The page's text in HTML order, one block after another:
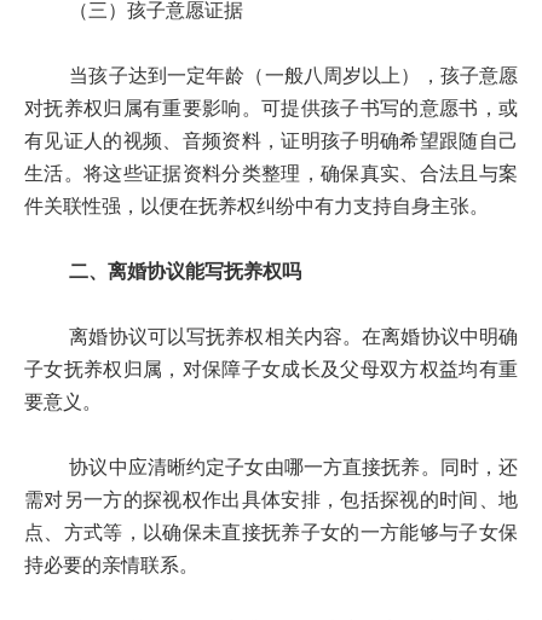
（三）孩子意愿证据
当孩子达到一定年龄（一般八周岁以上），孩子意愿
对抚养权归属有重要影响。可提供孩子书写的意愿书，或
有见证人的视频、音频资料，证明孩子明确希望跟随自己
生活。将这些证据资料分类整理，确保真实、合法且与案
件关联性强，以便在抚养权纠纷中有力支持自身主张。
二、离婚协议能写抚养权吗
离婚协议可以写抚养权相关内容。在离婚协议中明确
子女抚养权归属，对保障子女成长及父母双方权益均有重
要意义。
协议中应清晰约定子女由哪一方直接抚养。同时，还
需对另一方的探视权作出具体安排，包括探视的时间、地
点、方式等，以确保未直接抚养子女的一方能够与子女保
持必要的亲情联系。